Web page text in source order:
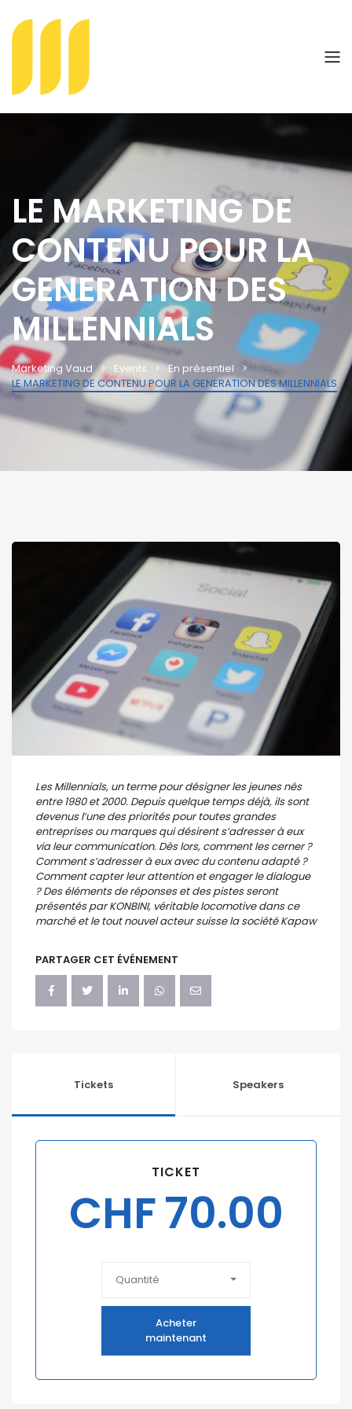
LE MARKETING DE
CONTENU POUR LA
GENERATION DES
MILLENNIALS
Marketing Vaud Events
En présentiel
LE MARKETING DE CONTENU POUR LA GENERATION DES MILLENNIALS
Les Millennials, un terme pour désigner les jeunes nés
entre 1980 et 2000. Depuis quelque temps déjà, ils sont
devenus l’une des priorités pour toutes grandes
entreprises ou marques qui désirent s’adresser à eux
via leur communication. Dès lors, comment les cerner ?
Comment s’adresser à eux avec du contenu adapté ?
Comment capter leur attention et engager le dialogue
? Des éléments de réponses et des pistes seront
présentés par KONBINI, véritable locomotive dans ce
marché et le tout nouvel acteur suisse la société Kapaw
PARTAGER CET ÉVÉNEMENT
Tickets Speakers
TICKET
CHF70.00
Quantité
Acheter
maintenant